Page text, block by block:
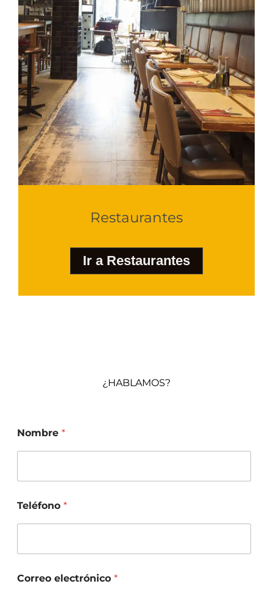
Restaurantes
Ir a Restaurantes
¿HABLAMOS?
Nombre *
Teléfono *
Correo electrónico *